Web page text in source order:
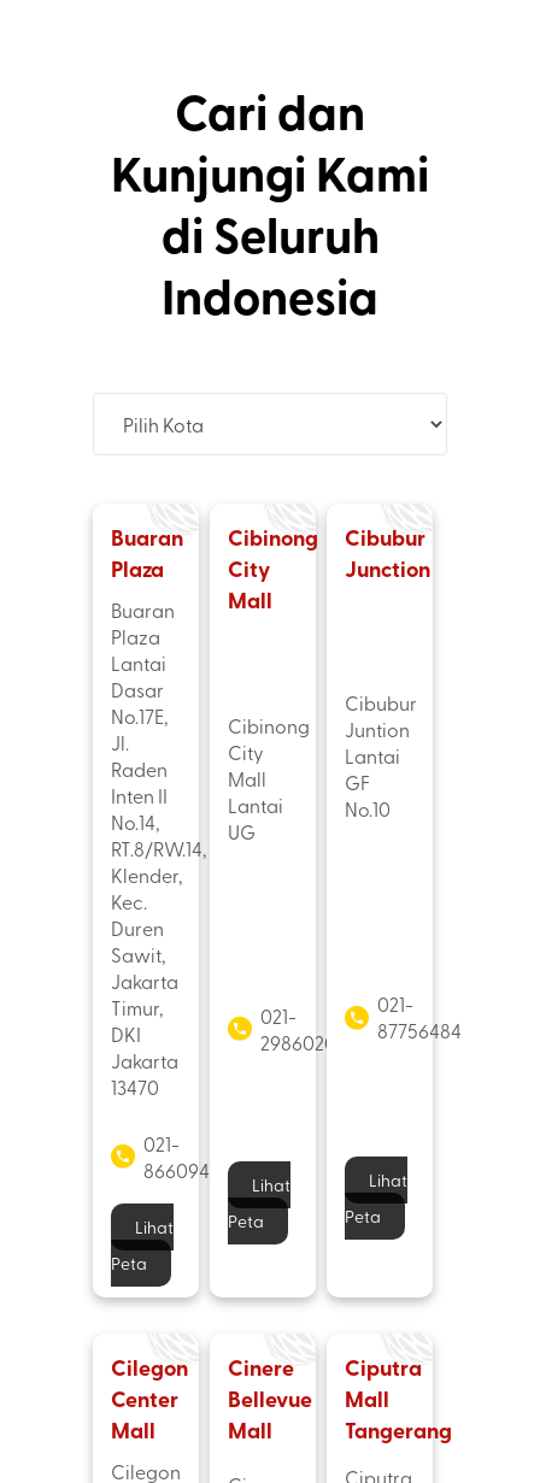
Cari dan
Kunjungi Kami
di Seluruh
Indonesia
Buaran
Plaza
Buaran
Plaza
Lantai
Dasar
No.17E,
Jl.
Raden
Inten II
No.14,
RT.8/RW.14,
Klender,
Kec.
Duren
Sawit,
Jakarta
Timur,
DKI
Jakarta
13470
021-
86609405
Lihat
Peta
Cibinong
City
Mall
Cibinong
City
Mall
Lantai
UG
021-
29860208
Lihat
Peta
Cibubur
Junction
Cibubur
Juntion
Lantai
GF
No.10
021-
87756484
Lihat
Peta
Cilegon
Center
Mall
Cilegon
Cinere
Bellevue
Mall
Ciputra
Mall
Tangerang
Ciputra